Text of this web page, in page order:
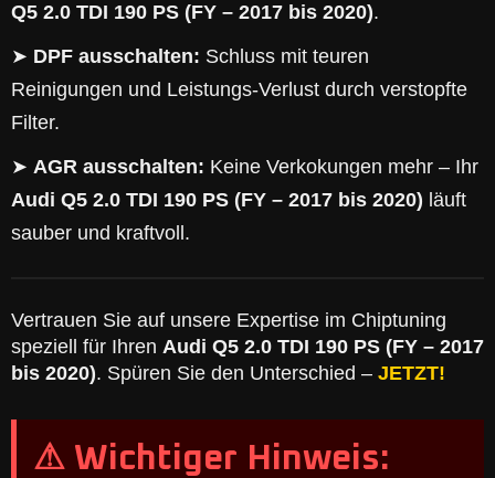
Q5 2.0 TDI 190 PS (FY – 2017 bis 2020).
➤ DPF ausschalten: Schluss mit teuren
Reinigungen und Leistungs-Verlust durch verstopfte
Filter.
➤ AGR ausschalten: Keine Verkokungen mehr – Ihr
Audi Q5 2.0 TDI 190 PS (FY – 2017 bis 2020) läuft
sauber und kraftvoll.
Vertrauen Sie auf unsere Expertise im Chiptuning
speziell für Ihren Audi Q5 2.0 TDI 190 PS (FY – 2017
bis 2020). Spüren Sie den Unterschied – JETZT!
⚠ Wichtiger Hinweis: